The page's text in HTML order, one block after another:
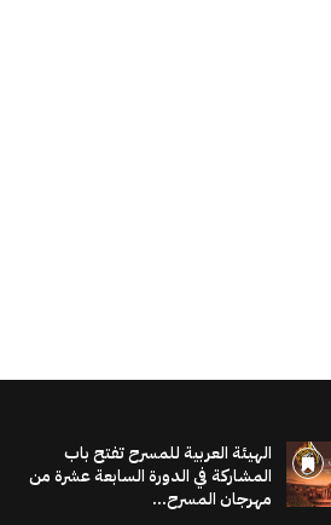
الهيئة العربية للمسرح تفتح باب
المشاركة في الدورة السابعة عشرة من
مهرجان المسرح...